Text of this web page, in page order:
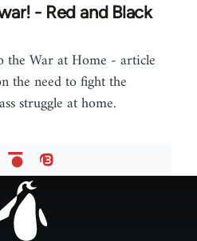
- Red and Black
War at Home - article
the need to fight the
struggle at home.